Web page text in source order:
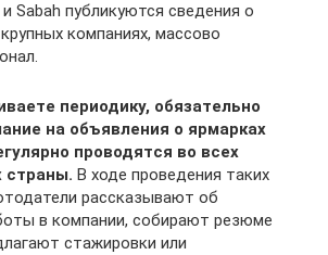
Sabah публикуются сведения о
компаниях, массово
периодику, обязательно
на объявления о ярмарках
проводятся во всех
страны. В ходе проведения таких
рассказывают об
в компании, собирают резюме
стажировки или